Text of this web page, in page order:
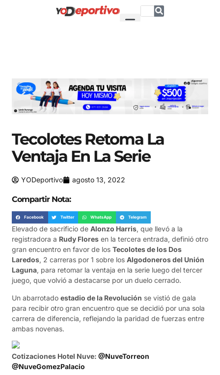
Tecolotes Retoma La
Ventaja En La Serie
YODeportivo agosto 13, 2022
Compartir Nota:
Facebook Twitter WhatsApp Telegram
Elevado de sacrificio de Alonzo Harris, que llevó a la
registradora a Rudy Flores en la tercera entrada, definió otro
gran encuentro en favor de los Tecolotes de los Dos
Laredos, 2 carreras por 1 sobre los Algodoneros del Unión
Laguna, para retomar la ventaja en la serie luego del tercer
juego, que volvió a destacarse por un duelo cerrado.
Un abarrotado estadio de la Revolución se vistió de gala
para recibir otro gran encuentro que se decidió por una sola
carrera de diferencia, reflejando la paridad de fuerzas entre
ambas novenas.
Cotizaciones Hotel Nuve: @NuveTorreon
@NuveGomezPalacio